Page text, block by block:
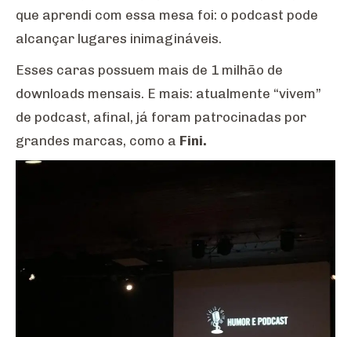
que aprendi com essa mesa foi: o podcast pode
alcançar lugares inimagináveis.
Esses caras possuem mais de 1 milhão de
downloads mensais. E mais: atualmente “vivem”
de podcast, afinal, já foram patrocinadas por
grandes marcas, como a Fini.